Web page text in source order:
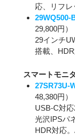
応、リフレ
29WQ500-
29,800円）
29インチ
搭載、HDR
スマートモニ
27SR73U-
48,380円）
USB-C対
光沢IPSパ
HDR対応